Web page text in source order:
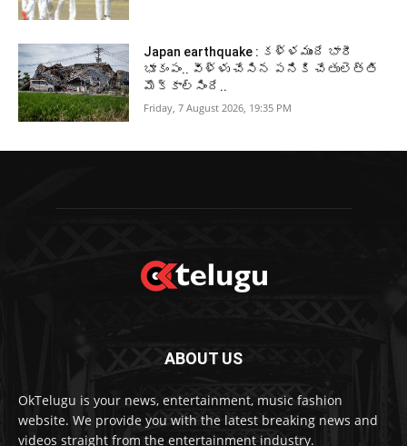
Japan earthquake : కళ్ళముందే భారీ
భూకంపం.. వీళ్ళు చేసిన పనికి చేతులెత్తి
మొక్కాల్సిందే..
Friday, 7 August 2026, 19:35 PM
ABOUT US
OkTelugu is your news, entertainment, music fashion
website. We provide you with the latest breaking news and
videos straight from the entertainment industry.